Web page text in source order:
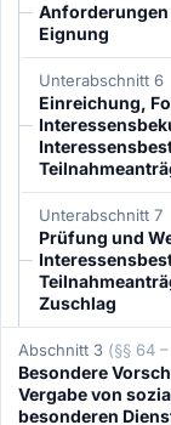
Anforderungen
Eignung
Unterabschnitt 6
Einreichung,
Unterabschnitt 7
Prüfung und
Zuschlag
Abschnitt 3 (§§ 64
Besondere
Vergabe von
besonderen